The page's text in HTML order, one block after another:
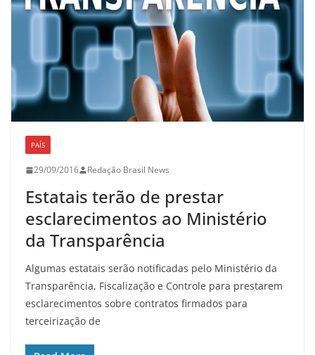
PAÍS
29/09/2016 Redação Brasil News
Estatais terão de prestar
esclarecimentos ao Ministério
da Transparência
Algumas estatais serão notificadas pelo Ministério da
Transparência, Fiscalização e Controle para prestarem
esclarecimentos sobre contratos firmados para
terceirização de